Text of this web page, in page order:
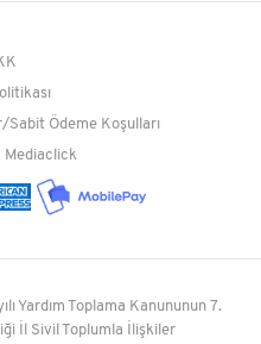
Ödeme Koşulları
Mediaclick
Yardım Toplama Kanununun 7.
İl Sivil Toplumla İlişkiler